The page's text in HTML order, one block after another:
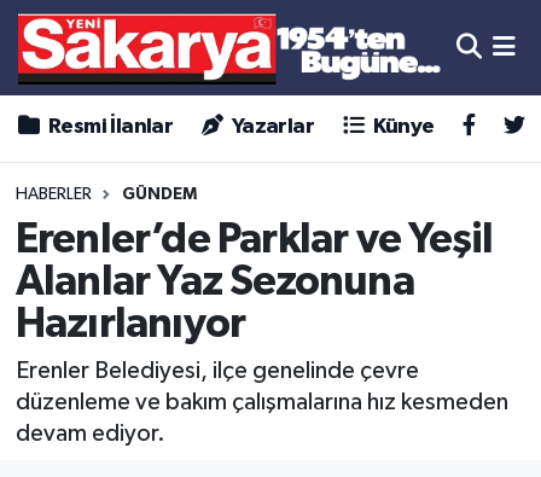
Resmi İlanlar Yazarlar Künye
HABERLER GÜNDEM
Erenler’de Parklar ve Yeşil
Alanlar Yaz Sezonuna
Hazırlanıyor
Erenler Belediyesi, ilçe genelinde çevre
düzenleme ve bakım çalışmalarına hız kesmeden
devam ediyor.